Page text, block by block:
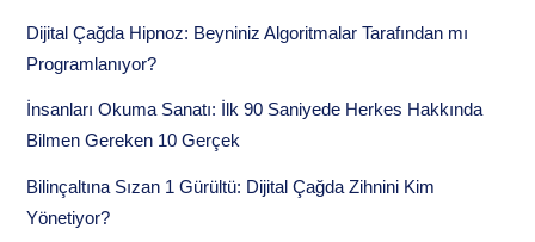
Dijital Çağda Hipnoz: Beyniniz Algoritmalar Tarafından mı
Programlanıyor?
İnsanları Okuma Sanatı: İlk 90 Saniyede Herkes Hakkında
Bilmen Gereken 10 Gerçek
Bilinçaltına Sızan 1 Gürültü: Dijital Çağda Zihnini Kim
Yönetiyor?